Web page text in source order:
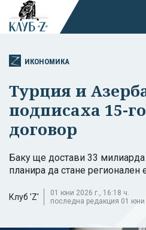
ИКОНОМИКА
Турция и
подписаха 15-
договор
Баку ще достави 33
планира да стане регионален
Клуб 'Z'
01 юни 2026 г., 16:18 ч.
последна редакция 01 юни